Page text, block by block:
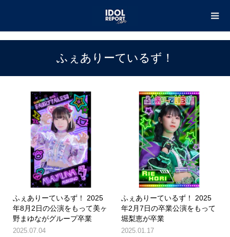
ふぇありーているず！
ふぇありーているず！ 2025
年8月2日の公演をもって美ヶ
野まゆながグループ卒業
2025.07.04
ふぇありーているず！ 2025
年2月7日の卒業公演をもって
堀梨恵が卒業
2025.01.17